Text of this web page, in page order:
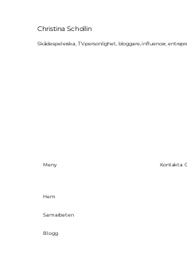
Christina Schollin
Skådespelerska, TV-personlighet, bloggare, influencer,
Meny
Hem
Samarbeten
Blogg
Kontakta